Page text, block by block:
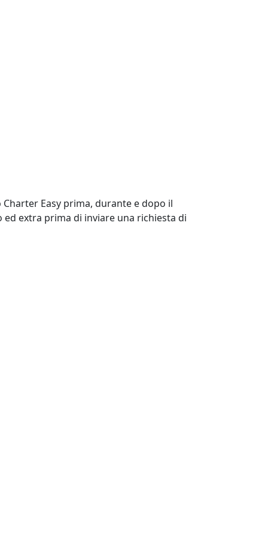
Easy prima, durante e dopo il
ed extra prima di inviare una richiesta di